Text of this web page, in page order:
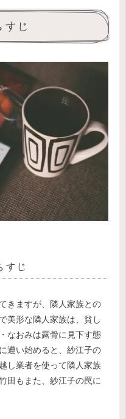
じ
すじ
きますが、隣人家族との
美形な隣人家族は、貧し
なおみは露骨に見下す態
遭い始めると、紗江子の
し業者を使って隣人家族
田もまた、紗江子の罠に